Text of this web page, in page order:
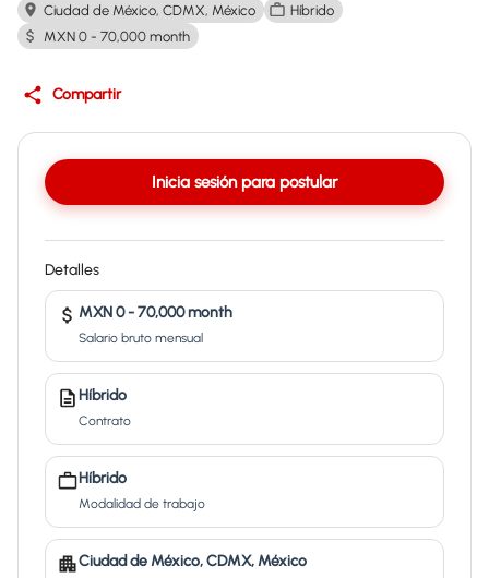
Ciudad de México, CDMX, México
Híbrido
MXN 0 - 70,000 month
Compartir
Inicia sesión para postular
Detalles
MXN 0 - 70,000 month
Salario bruto mensual
Híbrido
Contrato
Híbrido
Modalidad de trabajo
Ciudad de México, CDMX, México